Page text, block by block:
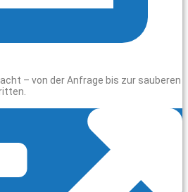
– von der Anfrage bis zur sauberen